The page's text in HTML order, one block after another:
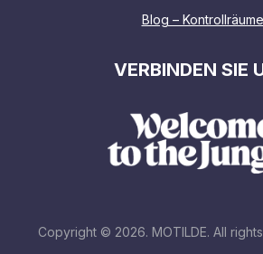
Blog – Kontrollräume
VERBINDEN SIE
Copyright © 2026. MOTILDE. All